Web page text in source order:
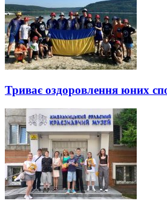
Триває оздоровлення юних